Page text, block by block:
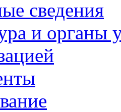
сведения
и органы